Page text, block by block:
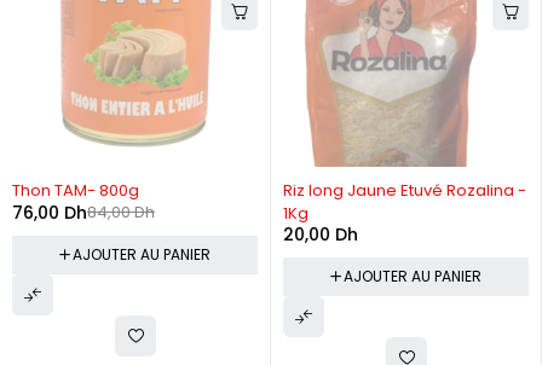
Thon TAM- 800g
84,00Dh
76,00 Dh
AJOUTER AU PANIER
Riz long Jaune Etuvé Rozalina -
1Kg
20,00 Dh
AJOUTER AU PANIER